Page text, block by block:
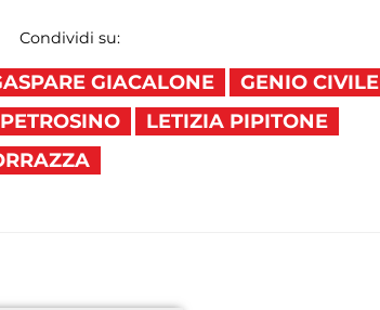
Condividi su:
GIACALONE
GENIO CIVILE
LETIZIA PIPITONE